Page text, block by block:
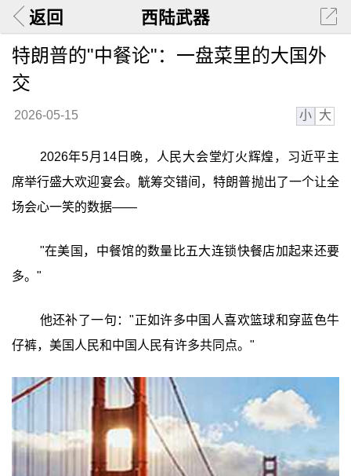
返回 西陆武器
特朗普的"中餐论"：一盘菜里的大国外
交
2026-05-15 小 大
2026年5月14日晚，人民大会堂灯火辉煌，习近平主
席举行盛大欢迎宴会。觥筹交错间，特朗普抛出了一个让全
场会心一笑的数据——
"在美国，中餐馆的数量比五大连锁快餐店加起来还要
多。"
他还补了一句："正如许多中国人喜欢篮球和穿蓝色牛
仔裤，美国人民和中国人民有许多共同点。"